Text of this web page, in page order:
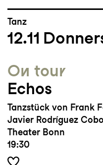
Tanz
12.11
On tour
Echos
Tanzstück von Frank
Javier Rodríguez
Theater Bonn
19:30